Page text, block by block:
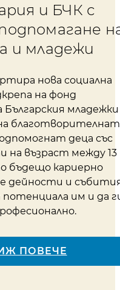
и БЧК с
и младежи
нова социална
на фонд
младежки
деца със
на възраст между 13
бъдещо кариерно
дейности и
им и да
ПОВЕЧЕ